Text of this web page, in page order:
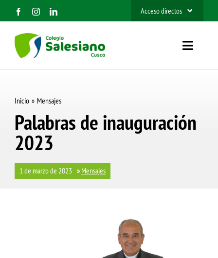
Saltar
contenido
Acceso directos
SIEWEB
Contacto
Toggle
Organización
Información
Inicio Mensajes
Palabras de inauguración
2023
1 de marzo de 2023 » Mensajes